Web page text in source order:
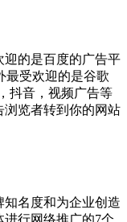
的是百度的广告平
最受欢迎的是谷歌
抖音，视频广告等
浏览者转到你的网站
名度和为企业创造
行网络推广的7个